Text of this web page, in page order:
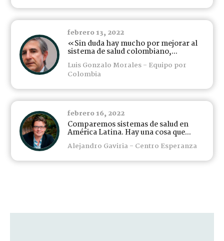
febrero 13, 2022
«Sin duda hay mucho por mejorar al
sistema de salud colombiano,...
Luis Gonzalo Morales - Equipo por
Colombia
febrero 16, 2022
Comparemos sistemas de salud en
América Latina. Hay una cosa que...
Alejandro Gaviria - Centro Esperanza